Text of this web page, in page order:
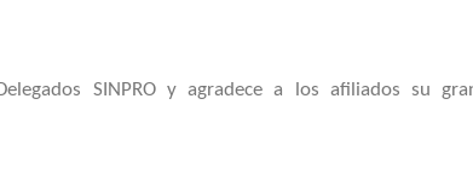
SINPRO y agradece a los afiliados su